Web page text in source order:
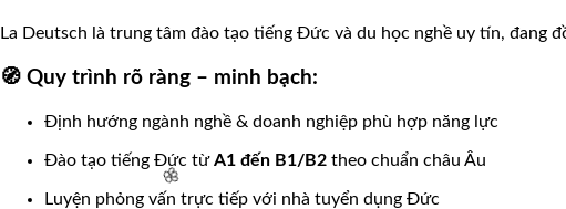
La Deutsch là trung tâm đào tạo tiếng Đức và du học nghề uy tín, đang
🧭 Quy trình rõ ràng – minh bạch:
Định hướng ngành nghề & doanh nghiệp phù hợp năng lực
Đào tạo tiếng Đức từA1 đến B1/B2 theo chuẩn châu Âu
Luyện phỏng vấn trực tiếp với nhà tuyển dụng Đức